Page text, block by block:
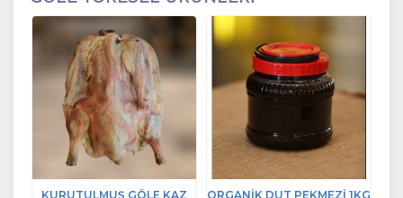
KURUTULMUŞ GÖLE KAZ
ORGANİK DUT PEKMEZİ 1KG